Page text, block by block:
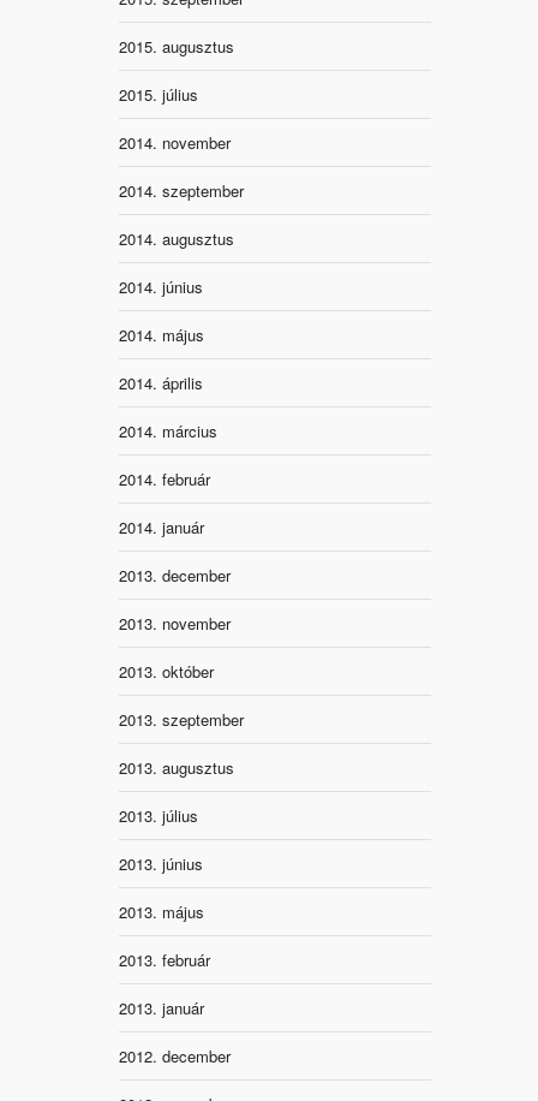
2015. augusztus
2015. július
2014. november
2014. szeptember
2014. augusztus
2014. június
2014. május
2014. április
2014. március
2014. február
2014. január
2013. december
2013. november
2013. október
2013. szeptember
2013. augusztus
2013. július
2013. június
2013. május
2013. február
2013. január
2012. december